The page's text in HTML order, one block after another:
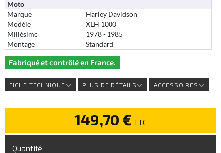
Moto
Marque
Harley Davidson
Modèle
XLH 1000
Millésime
1978 - 1985
Montage
Standard
Fabriqué et contrôlé en France.
FICHE TECHNIQUE PLUS DE DÉTAILS ACCESSOIRES
149,70 € TTC
Quantité